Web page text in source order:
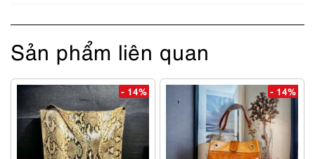
Sản phẩm liên quan
- 14% - 14%